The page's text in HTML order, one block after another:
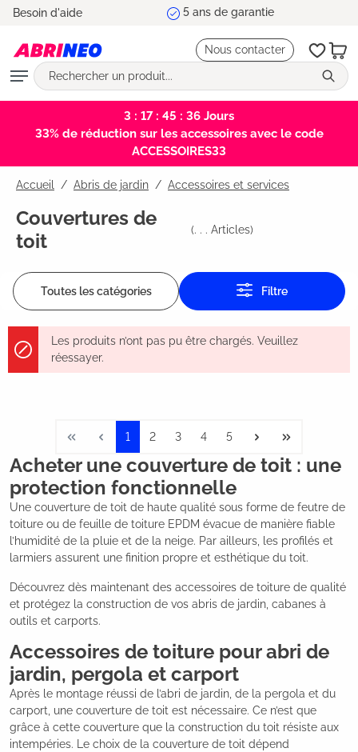
principal
Besoin d'aide Livraison rapide
Nous contacter
3 : 17 : 45 : 36 Jours
33% de réduction sur les accessoires avec le code
ACCESSOIRES33
Accueil Abris de jardin / Accessoires et services
Couvertures de
toit
(. . . Articles)
Toutes les catégories Filtre
Les produits n’ont pas pu être chargés. Veuillez
réessayer.
1 2 3 4 5
Acheter une couverture de toit : une
protection fonctionnelle
Une couverture de toit de haute qualité sous forme de feutre de
toiture ou de feuille de toiture EPDM évacue de manière fiable
l’humidité de la pluie et de la neige. Par ailleurs, les profilés et
larmiers assurent une finition propre et esthétique du toit.
Découvrez dès maintenant des accessoires de toiture de qualité
et protégez la construction de vos abris de jardin, cabanes à
outils et carports.
Accessoires de toiture pour abri de
jardin, pergola et carport
Après le montage réussi de l’abri de jardin, de la pergola et du
carport, une couverture de toit est nécessaire. Ce n’est que
grâce à cette couverture que la construction du toit résiste aux
intempéries. Le choix de la couverture de toit dépend